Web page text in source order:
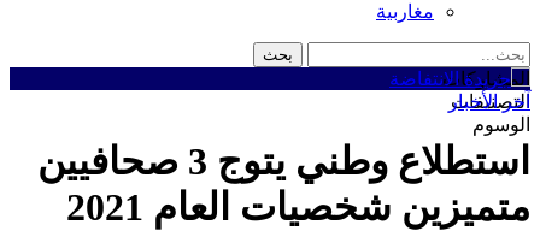
مغاربية
المشاركات
التصنيفات
الوسوم
آخر الأخبار
استطلاع وطني يتوج 3 صحافيين
متميزين شخصيات العام 2021